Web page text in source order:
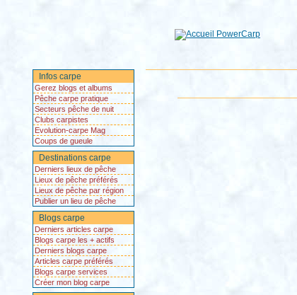
Infos carpe
Gerez blogs et albums
Pêche carpe pratique
Secteurs pêche de nuit
Clubs carpistes
Evolution-carpe Mag
Coups de gueule
Destinations carpe
Derniers lieux de pêche
Lieux de pêche préférés
Lieux de pêche par région
Publier un lieu de pêche
Blogs carpe
Derniers articles carpe
Blogs carpe les + actifs
Derniers blogs carpe
Articles carpe préférés
Blogs carpe services
Créer mon blog carpe